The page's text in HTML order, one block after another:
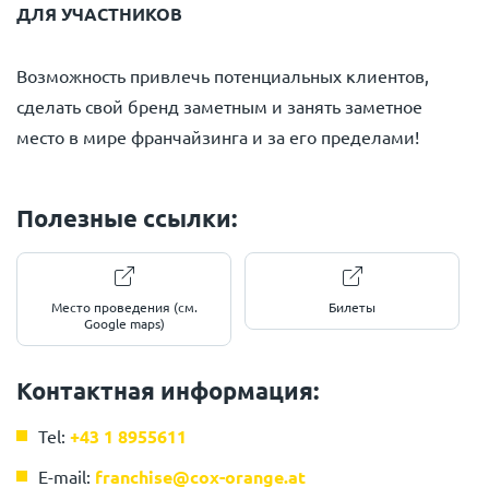
ДЛЯ УЧАСТНИКОВ
Возможность привлечь потенциальных клиентов,
сделать свой бренд заметным и занять заметное
место в мире франчайзинга и за его пределами!
Полезные ссылки:
Место проведения (см.
Google maps)
Билеты
Контактная информация:
Tel: +43 1 8955611
E-mail: franchise@cox-orange.at